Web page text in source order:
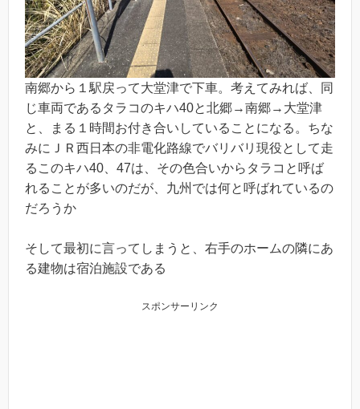
南郷から１駅戻って大堂津で下車。考えてみれば、同
じ車両であるタラコのキハ40と北郷→南郷→大堂津
と、まる１時間お付き合いしていることになる。ちな
みにＪＲ西日本の非電化路線でバリバリ現役として走
るこのキハ40、47は、その色合いからタラコと呼ば
れることが多いのだが、九州では何と呼ばれているの
だろうか
そして最初に言ってしまうと、右手のホームの隣にあ
る建物は宿泊施設である
スポンサーリンク